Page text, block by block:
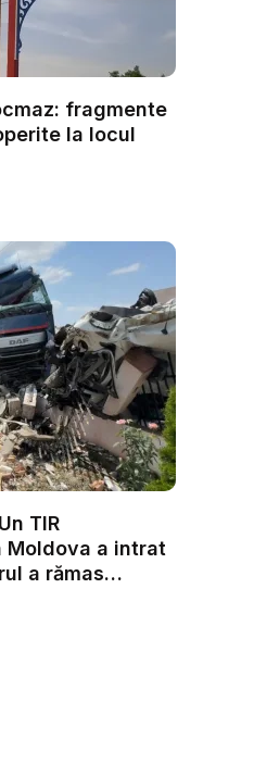
fragmente
la locul
TIR
Moldova a intrat
a rămas